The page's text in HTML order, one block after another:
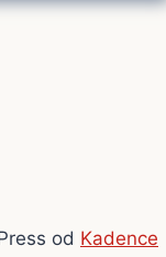
od Kadence